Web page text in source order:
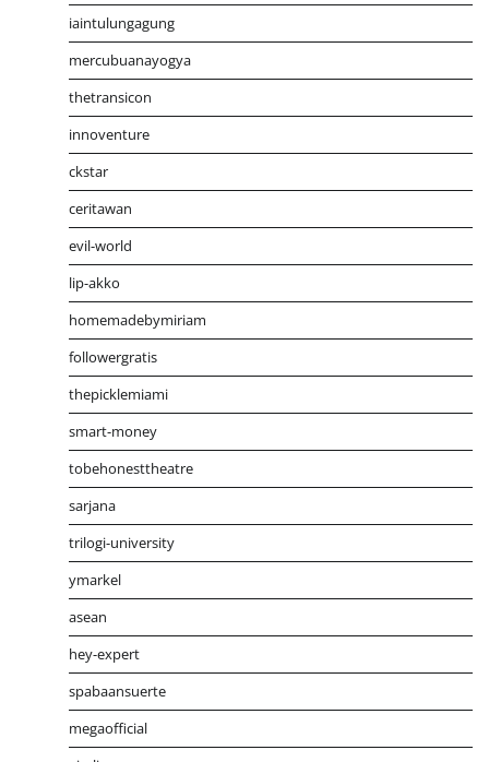
iaintulungagung
mercubuanayogya
thetransicon
innoventure
ckstar
ceritawan
evil-world
lip-akko
homemadebymiriam
followergratis
thepicklemiami
smart-money
tobehonesttheatre
sarjana
trilogi-university
ymarkel
asean
hey-expert
spabaansuerte
megaofficial